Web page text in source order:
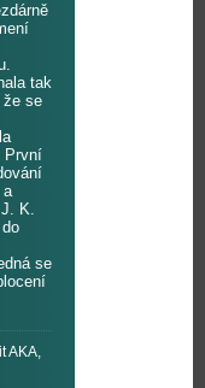
tak
že se
První
a
K.
se
AKA,